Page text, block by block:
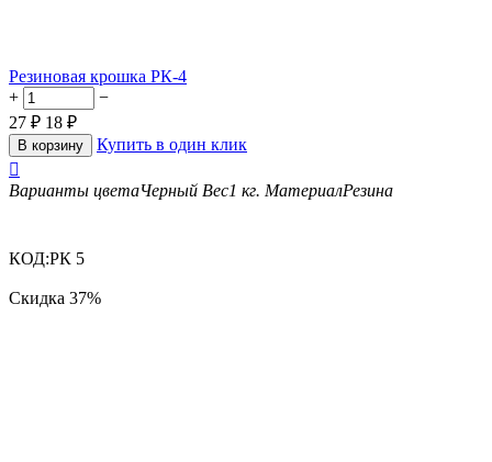
Резиновая крошка РК-4
+
−
27 ₽ 18 ₽
В корзину
Купить в один клик

Варианты цветаЧерный Вес1 кг. МатериалРезина
КОД:РК 5
Скидка 37%